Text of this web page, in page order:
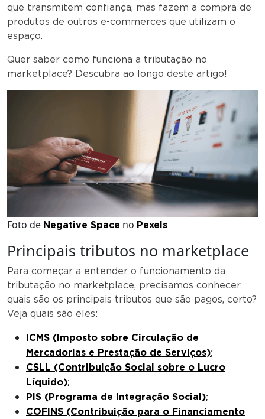
que transmitem confiança, mas fazem a compra de
produtos de outros e-commerces que utilizam o
espaço.
Quer saber como funciona a tributação no
marketplace? Descubra ao longo deste artigo!
Foto de Negative Space no Pexels
Principais tributos no marketplace
Para começar a entender o funcionamento da
tributação no marketplace, precisamos conhecer
quais são os principais tributos que são pagos, certo?
Veja quais são eles:
ICMS (Imposto sobre Circulação de
Mercadorias e Prestação de Serviços);
CSLL (Contribuição Social sobre o Lucro
Líquido);
PIS (Programa de Integração Social);
COFINS (Contribuição para o Financiamento